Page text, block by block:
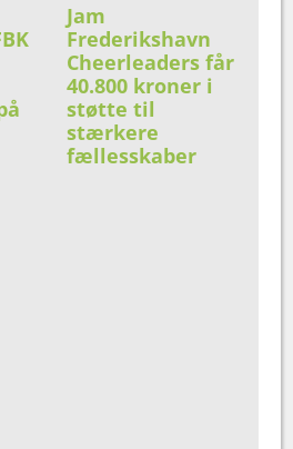
Jam
Frederikshavn
Cheerleaders får
40.800 kroner i
støtte til
stærkere
fællesskaber